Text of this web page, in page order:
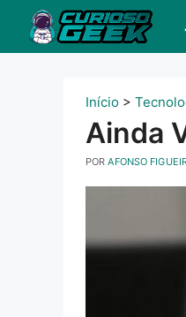
Pular
para
Início >
Ainda
PORAFONSO